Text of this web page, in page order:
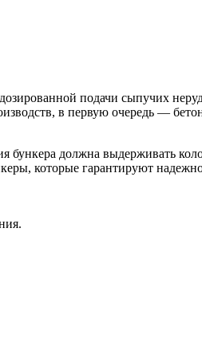
подачи сыпучих
в первую очередь —
бункера должна выдерживать
которые гарантируют